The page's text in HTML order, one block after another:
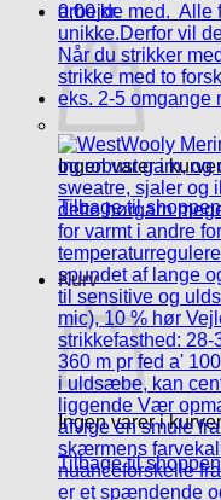
0,00kr.
Ingen varer i
Tilbage til shoppen
Kurv
Ingen varer i
Tilbage til shoppen